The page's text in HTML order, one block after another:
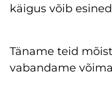
käigus võib
Täname teid
vabandame